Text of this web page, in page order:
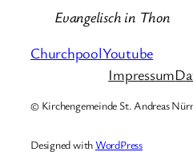
Evangelisch in Thon
ChurchpoolYoutube
Impressum
© Kirchengemeinde St. Andreas
Designed withWordPress